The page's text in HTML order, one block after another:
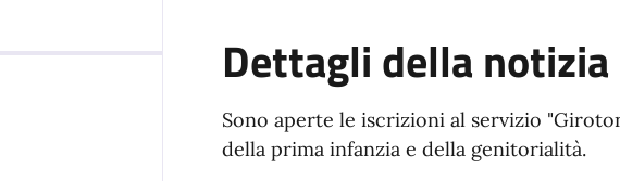
Dettagli della notizia
Sono aperte le iscrizioni al servizio
della prima infanzia e della genitorialità.